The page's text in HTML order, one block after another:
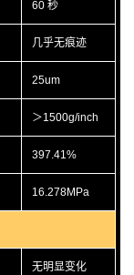
60 秒
几乎无痕迹
25um
＞1500g/inch
397.41%
16.278MPa
无明显变化